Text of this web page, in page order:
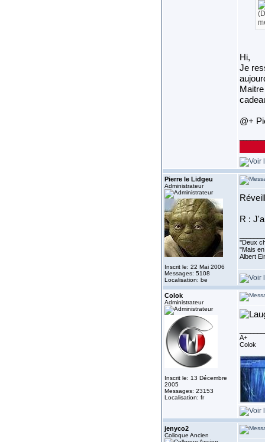
Hi,
Je
@+
Pierre le Lidgeu
Administrateur
Inscrit le: 22 Mai 2006
Messages: 5108
Localisation: be
R :
''Deux
"Mais
Albert
Colok
Administrateur
Inscrit le: 13 Décembre
2005
Messages: 23153
Localisation: fr
A+
Colok
jenyco2
Colloque Ancien